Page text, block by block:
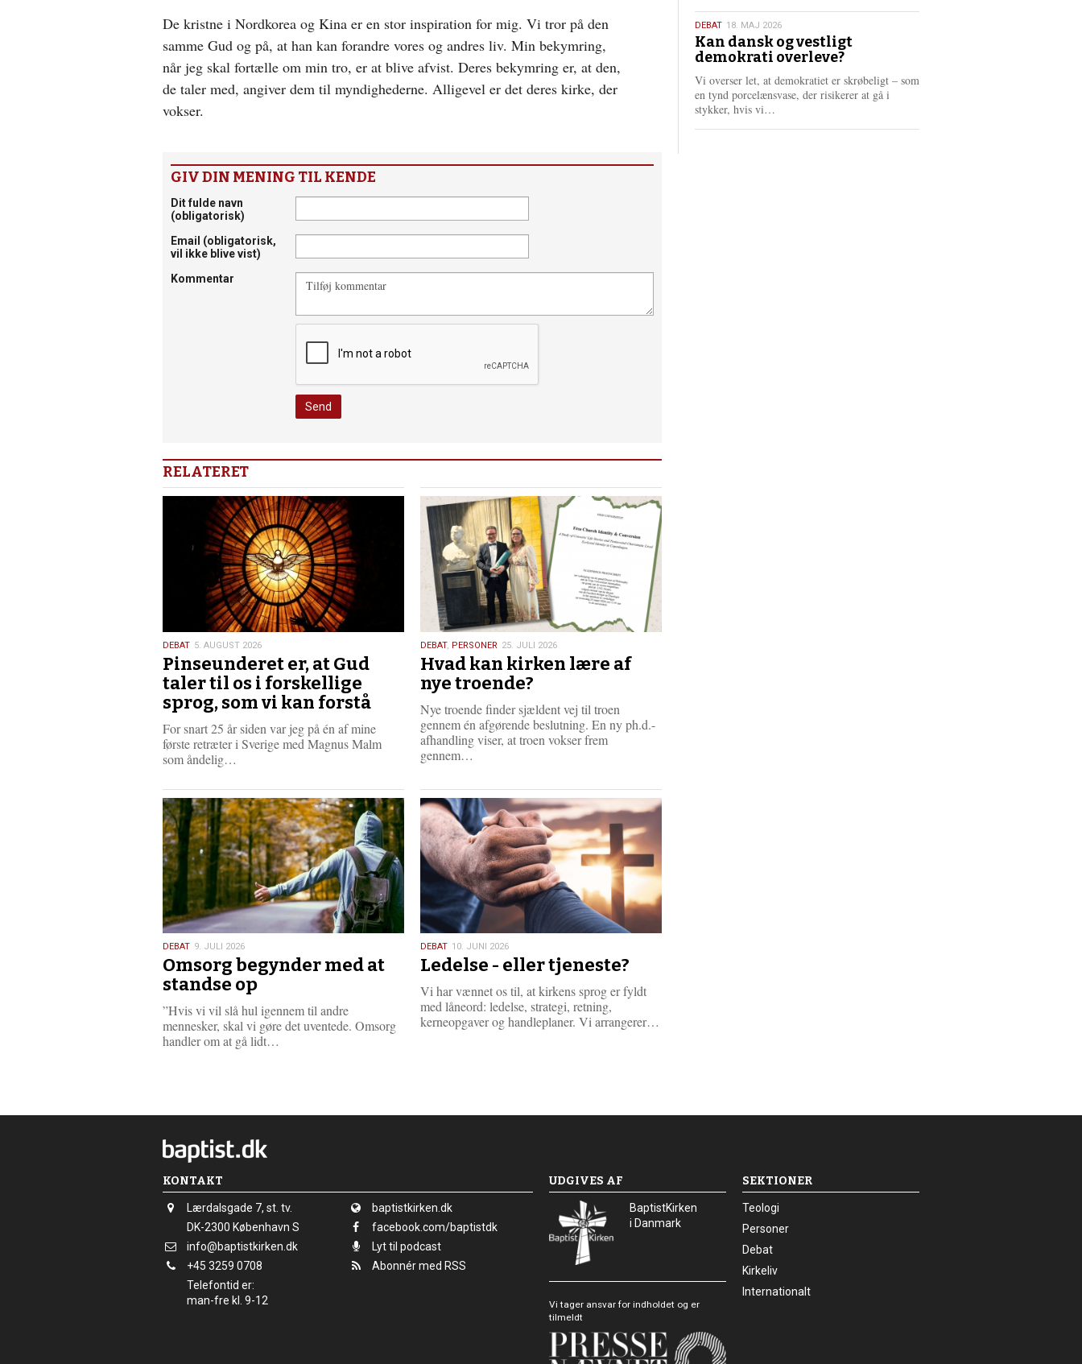
De kristne i Nordkorea og Kina er en stor inspiration for mig. Vi tror på den
samme Gud og på, at han kan forandre vores og andres liv. Min bekymring,
når jeg skal fortælle om min tro, er at blive afvist. Deres bekymring er, at den,
de taler med, angiver dem til myndighederne. Alligevel er det deres kirke, der
vokser.
GIV DIN MENING TIL KENDE
Dit fulde navn
(obligatorisk)
Email (obligatorisk,
vil ikke blive vist)
Kommentar
RELATERET
5.
august
2026
DEBAT 5. AUGUST 2026
Pinseunderet er, at Gud
taler til os i forskellige
sprog, som vi kan forstå
For snart 25 år siden var jeg på én af mine
første retræter i Sverige med Magnus Malm
som åndelig…
s
m
e
r
e
25.
juli
2026
DEBAT, PERSONER 25. JULI 2026
Hvad kan kirken lære af
nye troende?
Nye troende finder sjældent vej til troen
gennem én afgørende beslutning. En ny ph.d.-
afhandling viser, at troen vokser frem
gennem…L
m
e
r
e
9.
juli
2026
DEBAT 9. JULI 2026
Omsorg begynder med at
standse op
”Hvis vi vil slå hul igennem til andre
mennesker, skal vi gøre det uventede. Omsorg
handler om at gå lidt…
r
10.
juni
2026
DEBAT 10. JUNI 2026
Ledelse - eller tjeneste?
Vi har vænnet os til, at kirkens sprog er fyldt
med låneord: ledelse, strategi, retning,
kerneopgaver og handleplaner. Vi arrangerer…
e
18.
maj
2026
DEBAT 18. MAJ 2026
Kan dansk og vestligt
demokrati overleve?
Vi overser let, at demokratiet er skrøbeligt – som
en tynd porcelænsvase, der risikerer at gå i
stykker, hvis vi…
KONTAKT
Adresse:
Lærdalsgade 7, st. tv.
Adresse:
DK-2300 København S
Send
email:
info@baptistkirken.dk
Tlf.:
+45 3259 0708
Telefontid er:
man-fre kl. 9-12
baptistkirken.dk
Facebook:
facebook.com/baptistdk
Lyt til podcast
Abonnér med RSS
UDGIVES AF
BaptistKirken
i Danmark
Vi tager ansvar for indholdet og er
tilmeldt
SEKTIONER
24.0:
Teologi
25.0:
Personer
26.0:
Debat
27.0:
Kirkeliv
28.0:
Internationalt